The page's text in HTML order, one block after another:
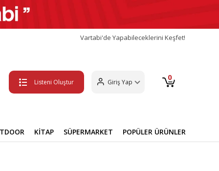
Vartabi'de Yapabileceklerini Keşfet!
Listeni Oluştur Giriş Yap 0
KİTAP SÜPERMARKET POPÜLER ÜRÜNLER